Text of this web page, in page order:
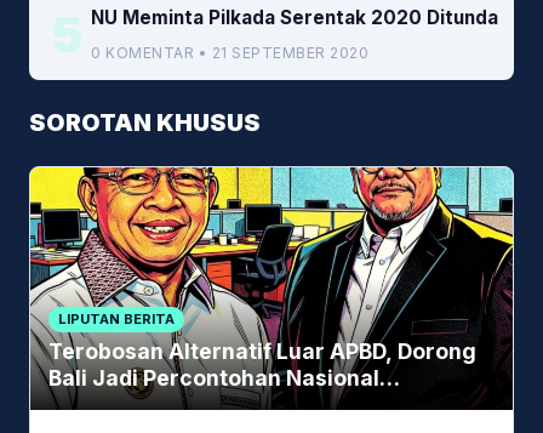
5 NU Meminta Pilkada Serentak 2020 Ditunda
0 KOMENTAR • 21 SEPTEMBER 2020
SOROTAN KHUSUS
LIPUTAN BERITA
Terobosan Alternatif Luar APBD, Dorong
Bali Jadi Percontohan Nasional
Pembiayaan Daerah